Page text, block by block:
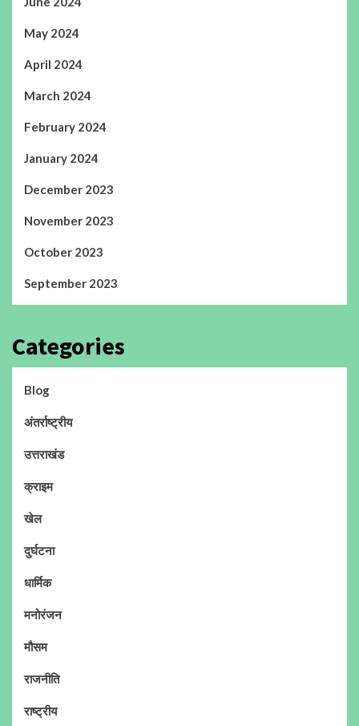
May 2024
April 2024
March 2024
February 2024
January 2024
December 2023
November 2023
October 2023
September 2023
Categories
Blog
अंतर्राष्ट्रीय
उत्तराखंड
क्राइम
खेल
दुर्घटना
धार्मिक
मनोरंजन
मौसम
राजनीति
राष्ट्रीय